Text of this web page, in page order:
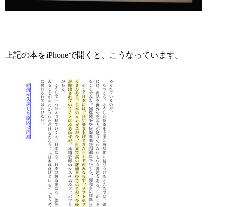
上記の本をiPhoneで開くと、こうなっています。